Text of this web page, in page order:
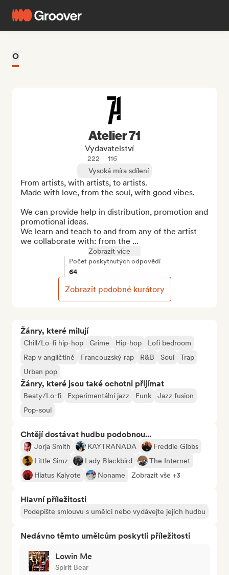
O
Žánry, které milují
Chill/Lo-fi hip-hop Grime Hip-hop
Lofi bedroom
Rap v angličtině
Francouzský rap R&B Soul
Trap
Urban pop
Žánry, které jsou také ochotni přijímat
Beaty/Lo-fi Experimentální jazz Funk
Jazz fusion
Pop-soul
Chtějí dostávat hudbu podobnou...
Jorja Smith KAYTRANADA
Freddie Gibbs
Little Simz
Lady Blackbird
The Internet
Hiatus Kaiyote
Noname Zobrazit vše +3
Hlavní příležitosti
Podepište smlouvu s umělci nebo vydávejte jejich hudbu
Nedávno těmto umělcům poskytli příležitosti
Lowin Me
Spirit Bear
Atelier 71
Vydavatelství
222
116
Vysoká míra sdílení
From artists, with artists, to artists.
Made with love, from the soul, with good vibes.
We can provide help in distribution, promotion and
promotional ideas.
We learn and teach to and from any of the artist
we collaborate with: from the ...
Zobrazit více
Počet poskytnutých odpovědí
64
Zobrazit podobné kurátory